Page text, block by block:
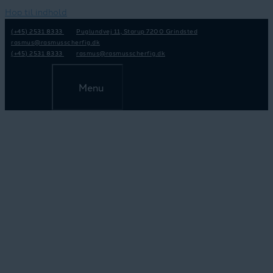
Hop til indhold
(+45) 2531 8333
Puglundvej 11, Starup 7200 Grindsted
rasmus@rasmusscherfig.dk
(+45) 2531 8333
rasmus@rasmusscherfig.dk
Menu